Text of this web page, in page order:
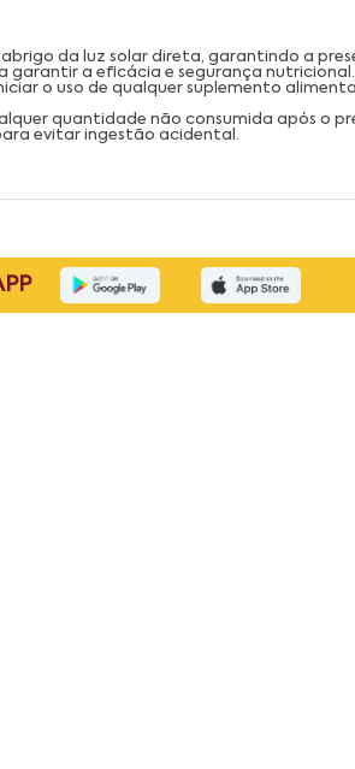
da luz solar direta, garantindo a
a eficácia e segurança nutricional.
o uso de qualquer suplemento
quantidade não consumida após o
evitar ingestão acidental.